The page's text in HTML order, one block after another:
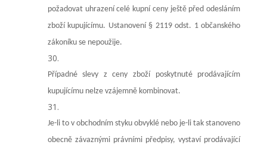
požadovat uhrazení celé kupní ceny ještě před odesláním
zboží kupujícímu. Ustanovení § 2119 odst. 1 občanského
zákoníku se nepoužije.
Případné slevy z ceny zboží poskytnuté prodávajícím
kupujícímu nelze vzájemně kombinovat.
Je-li to v obchodním styku obvyklé nebo je-li tak stanoveno
obecně závaznými právními předpisy, vystaví prodávající